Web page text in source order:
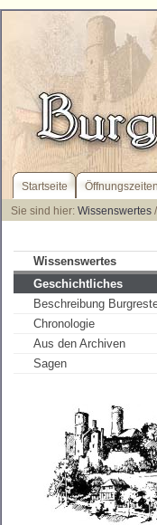
Startseite
Sie sind hier: Wissenswertes
Wissenswertes
Geschichtliches
Beschreibung
Chronologie
Aus den Archiven
Sagen